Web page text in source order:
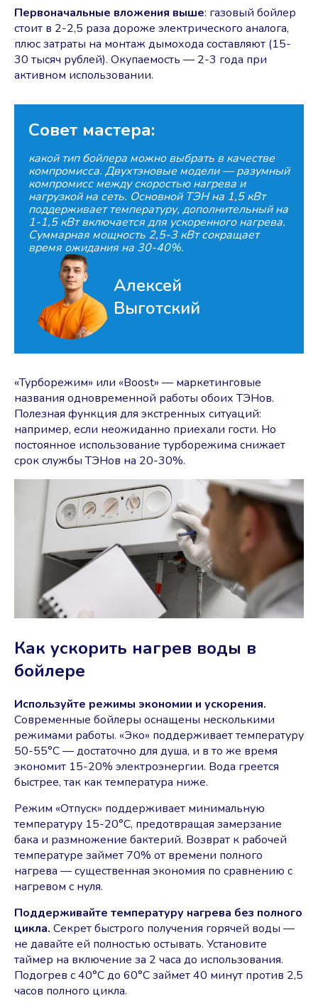
Первоначальные вложения выше: газовый бойлер
стоит в 2-2,5 раза дороже электрического аналога,
плюс затраты на монтаж дымохода составляют (15-
30 тысяч рублей). Окупаемость — 2-3 года при
активном использовании.
Совет мастера:
какой тип бойлера можно выбрать в качестве
компромисса. Двухтэновые модели — разумный
компромисс между скоростью нагрева и
нагрузкой на сеть. Основной ТЭН на 1,5 кВт
поддерживает температуру, дополнительный на
1-1,5 кВт включается для ускоренного нагрева.
Суммарная мощность 2,5-3 кВт сокращает
время ожидания на 30-40%.
Алексей
Выготский
«Турборежим» или «Boost» — маркетинговые
названия одновременной работы обоих ТЭНов.
Полезная функция для экстренных ситуаций:
например, если неожиданно приехали гости. Но
постоянное использование турборежима снижает
срок службы ТЭНов на 20-30%.
Как ускорить нагрев воды в
бойлере
Используйте режимы экономии и ускорения.
Современные бойлеры оснащены несколькими
режимами работы. «Эко» поддерживает температуру
50-55°C — достаточно для душа, и в то же время
экономит 15-20% электроэнергии. Вода греется
быстрее, так как температура ниже.
Режим «Отпуск» поддерживает минимальную
температуру 15-20°C, предотвращая замерзание
бака и размножение бактерий. Возврат к рабочей
температуре займет 70% от времени полного
нагрева — существенная экономия по сравнению с
нагревом с нуля.
Поддерживайте температуру нагрева без полного
цикла. Секрет быстрого получения горячей воды —
не давайте ей полностью остывать. Установите
таймер на включение за 2 часа до использования.
Подогрев с 40°C до 60°C займет 40 минут против 2,5
часов полного цикла.